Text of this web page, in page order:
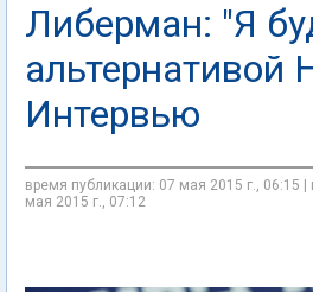
Либерман: "Я
альтернативой
Интервью
время публикации: 07 мая 2015 г., 06:15
мая 2015 г., 07:12